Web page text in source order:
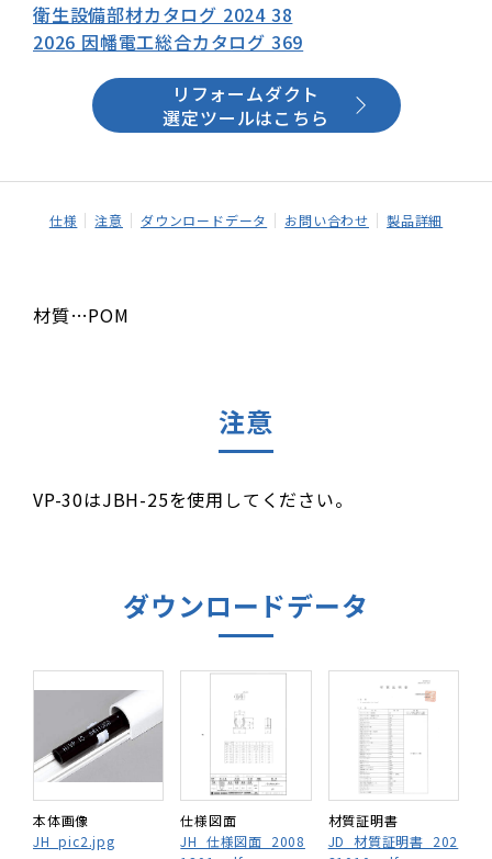
衛生設備部材カタログ 2024 38
2026 因幡電工総合カタログ 369
リフォームダクト
選定ツールはこちら
仕様 注意 ダウンロードデータ お問い合わせ 製品詳細
材質…POM
注意
VP-30はJBH-25を使用してください。
ダウンロードデータ
本体画像
JH_pic2.jpg
仕様図面
JH_仕様図面_2008
材質証明書
JD_材質証明書_202